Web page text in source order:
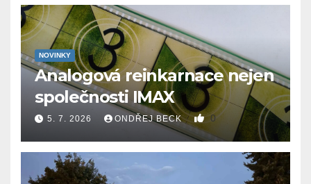
NOVINKY
Analogová reinkarnace nejen
společnosti IMAX
5. 7. 2026 ONDŘEJ BECK 0